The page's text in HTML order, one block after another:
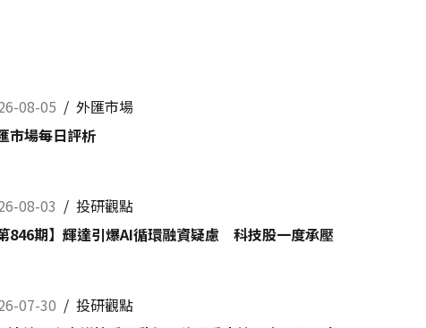
08-05 / 外匯市場
市場每日評析
08-03 / 投研觀點
第846期】輝達引爆AI循環融資疑慮 科技股一度承壓
07-30 / 投研觀點